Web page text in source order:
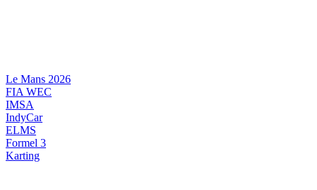
Le Mans 2026
FIA WEC
IMSA
IndyCar
ELMS
Formel 3
Karting